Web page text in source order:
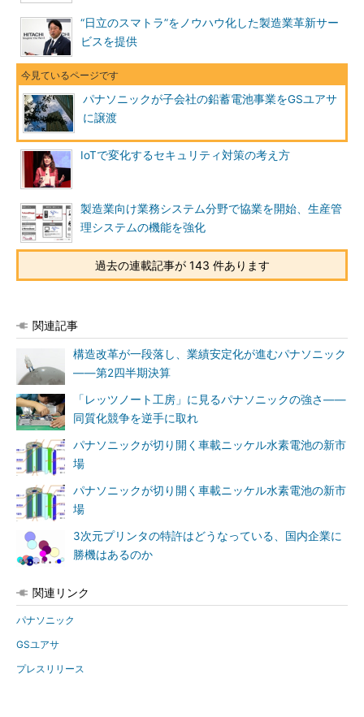
“日立のスマトラ”をノウハウ化した製造業革新サー
ビスを提供
パナソニックが子会社の鉛蓄電池事業をGSユアサ
に譲渡
IoTで変化するセキュリティ対策の考え方
製造業向け業務システム分野で協業を開始、生産管
理システムの機能を強化
過去の連載記事が 143 件あります
関連記事
構造改革が一段落し、業績安定化が進むパナソニック
――第2四半期決算
「レッツノート工房」に見るパナソニックの強さ――
同質化競争を逆手に取れ
パナソニックが切り開く車載ニッケル水素電池の新市
場
パナソニックが切り開く車載ニッケル水素電池の新市
場
3次元プリンタの特許はどうなっている、国内企業に
勝機はあるのか
関連リンク
パナソニック
GSユアサ
プレスリリース